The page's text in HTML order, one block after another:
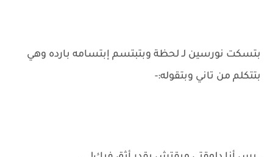
بتسكت نورسين لـ لحظة وبتبتسم إبتسامه بارده وهي
بتتكلم من تاني وبتقوله:-